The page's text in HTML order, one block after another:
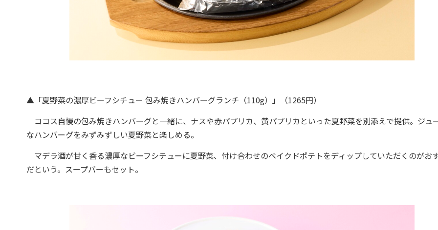
▲「夏野菜の濃厚ビーフシチュー 包み焼きハンバーグランチ（110g）」（1265円）
ココス自慢の包み焼きハンバーグと一緒に、ナスや赤パプリカ、黄パプリカといった夏野菜を別添えで提供。ジュ
なハンバーグをみずみずしい夏野菜と楽しめる。
マデラ酒が甘く香る濃厚なビーフシチューに夏野菜、付け合わせのベイクドポテトをディップしていただくのがお
だという。スープバーもセット。